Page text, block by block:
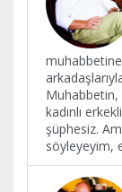
kadınlı
şüphesiz.
söyleyeyim,